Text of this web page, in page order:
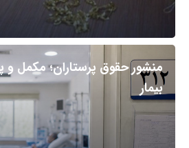
منشور حقوق پرستاران؛ مکمل و
بیمار